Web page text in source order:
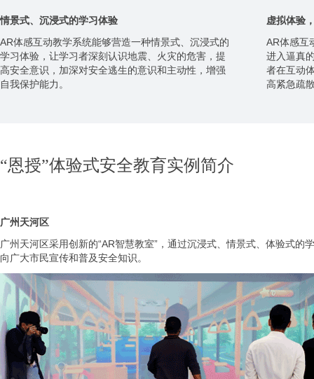
情景式、沉浸式的学习体验
AR体感互动教学系统能够营造一种情景式、沉浸式的
学习体验，让学习者深刻认识地震、火灾的危害，提
高安全意识，加深对安全逃生的意识和主动性，增强
自我保护能力。
虚拟体验
AR体感互
进入逼真
者在互动
高紧急疏
“恩授”体验式安全教育实例简介
广州天河区
广州天河区采用创新的“AR智慧教室”，通过沉浸式、情景式、体验式的
向广大市民宣传和普及安全知识。